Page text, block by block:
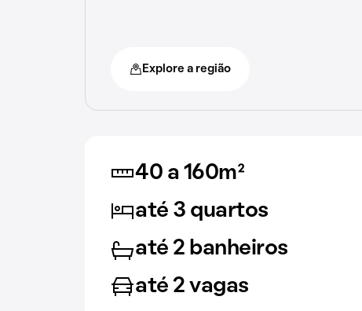
Explore a região
40 a 160m²
até 3 quartos
até 2 banheiros
até 2 vagas